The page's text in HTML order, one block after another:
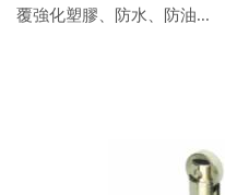
覆強化塑膠、防水、防油...